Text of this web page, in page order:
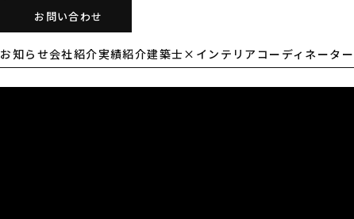
お知らせ会社紹介実績紹介建築士×インテリアコーディネーター
お問い合わせ